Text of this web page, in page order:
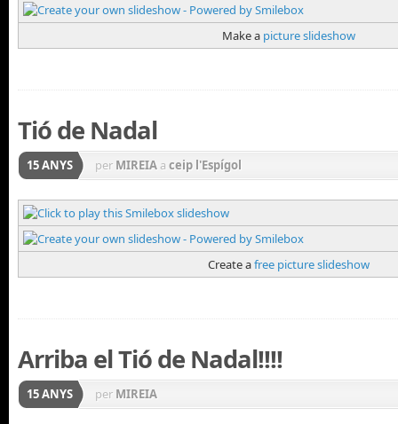
Make a picture slideshow
Tió de Nadal
15 ANYS per MIREIA a ceip l'Espígol
Create afree picture slideshow
Arriba el Tió de Nadal!!!!
15 ANYS per MIREIA